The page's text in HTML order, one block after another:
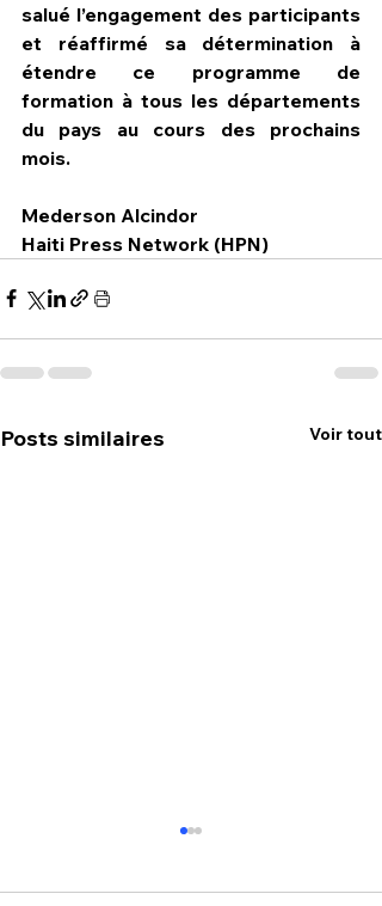
salué l’engagement des participants
et réaffirmé sa détermination à
étendre ce programme de
formation à tous les départements
du pays au cours des prochains
mois.
Mederson Alcindor
Haiti Press Network (HPN)
Posts similaires Voir tout